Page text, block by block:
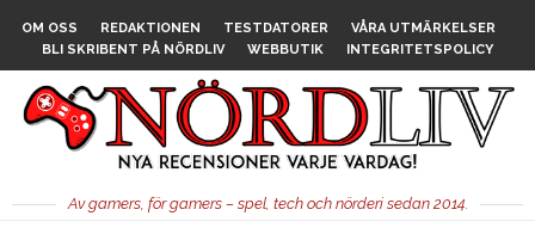
OM OSS REDAKTIONEN TESTDATORER
VÅRA UTMÄRKELSER
BLI SKRIBENT PÅ NÖRDLIV
WEBBUTIK INTEGRITETSPOLICY
Av gamers, för gamers – spel, tech och nörderi sedan 2014.